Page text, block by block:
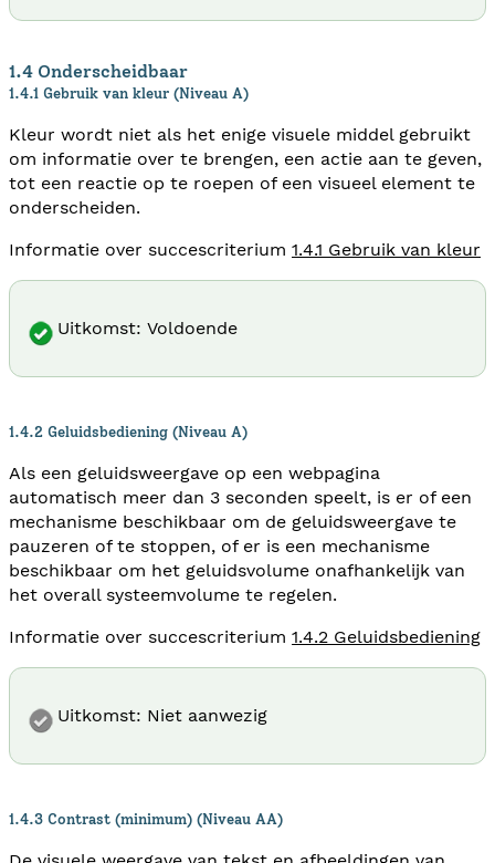
1.4 Onderscheidbaar
1.4.1 Gebruik van kleur (Niveau A)
Kleur wordt niet als het enige visuele middel gebruikt
om informatie over te brengen, een actie aan te geven,
tot een reactie op te roepen of een visueel element te
onderscheiden.
Informatie over succescriterium 1.4.1 Gebruik van kleur
Uitkomst: Voldoende
1.4.2 Geluidsbediening (Niveau A)
Als een geluidsweergave op een webpagina
automatisch meer dan 3 seconden speelt, is er of een
mechanisme beschikbaar om de geluidsweergave te
pauzeren of te stoppen, of er is een mechanisme
beschikbaar om het geluidsvolume onafhankelijk van
het overall systeemvolume te regelen.
Informatie over succescriterium 1.4.2 Geluidsbediening
Uitkomst: Niet aanwezig
1.4.3 Contrast (minimum) (Niveau AA)